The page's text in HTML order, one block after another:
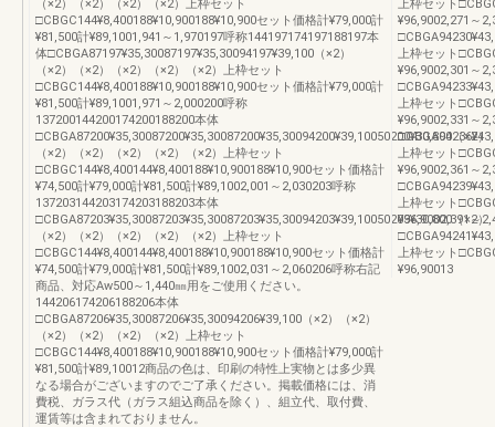
（×2）（×2）（×2）（×2）上枠セット
□CBGC144¥8,400188¥10,900188¥10,900セット価格計¥79,000計
¥81,500計¥89,1001,941～1,970197呼称144197174197188197本
体□CBGA87197¥35,30087197¥35,30094197¥39,100（×2）
（×2）（×2）（×2）（×2）（×2）上枠セット
□CBGC144¥8,400188¥10,900188¥10,900セット価格計¥79,000計
¥81,500計¥89,1001,971～2,000200呼称
137200144200174200188200本体
□CBGA87200¥35,30087200¥35,30087200¥35,30094200¥39,10050200¥30,800（×2）
（×2）（×2）（×2）（×2）（×2）上枠セット
□CBGC144¥8,400144¥8,400188¥10,900188¥10,900セット価格計
¥74,500計¥79,000計¥81,500計¥89,1002,001～2,030203呼称
137203144203174203188203本体
□CBGA87203¥35,30087203¥35,30087203¥35,30094203¥39,10050203¥30,800（×2）
（×2）（×2）（×2）（×2）（×2）上枠セット
□CBGC144¥8,400144¥8,400188¥10,900188¥10,900セット価格計
¥74,500計¥79,000計¥81,500計¥89,1002,031～2,060206呼称右記
商品、対応Aw500～1,440㎜用をご使用ください。
144206174206188206本体
□CBGA87206¥35,30087206¥35,30094206¥39,100（×2）（×2）
（×2）（×2）（×2）（×2）上枠セット
□CBGC144¥8,400188¥10,900188¥10,900セット価格計¥79,000計
¥81,500計¥89,10012商品の色は、印刷の特性上実物とは多少異
なる場合がございますのでご了承ください。掲載価格には、消
費税、ガラス代（ガラス組込商品を除く）、組立代、取付費、
運賃等は含まれておりません。
上枠セット
¥96,9002,271～
上枠セット
¥96,9002,301～
上枠セット
¥96,9002,331～
上枠セット
¥96,9002,361～
上枠セット
¥96,9002,391～
上枠セット
¥96,90013